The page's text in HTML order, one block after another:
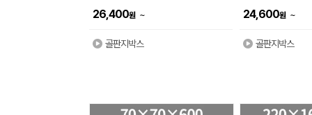
26,400원 ~
골판지박스
24,600원 ~
골판지박스